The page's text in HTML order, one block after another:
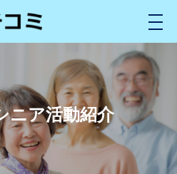
メ
ニ
ュ
ニア活動紹介